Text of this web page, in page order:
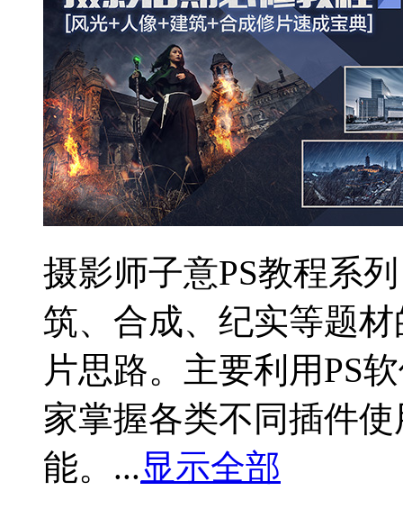
摄影师子意PS教程系
筑、合成、纪实等题
片思路。主要利用PS
家掌握各类不同插件
能。...显示全部